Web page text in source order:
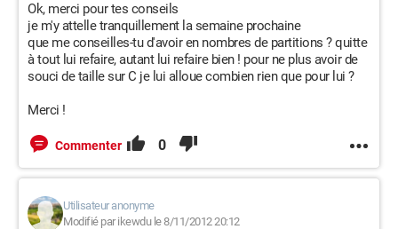
Ok, merci pour tes conseils
je m'y attelle tranquillement la semaine prochaine
que me conseilles-tu d'avoir en nombres de partitions ? quitte
à tout lui refaire, autant lui refaire bien ! pour ne plus avoir de
souci de taille sur C je lui alloue combien rien que pour lui ?
Merci !
Commenter 0
Utilisateur anonyme
Modifié par ikewdu le 8/11/2012 20:12